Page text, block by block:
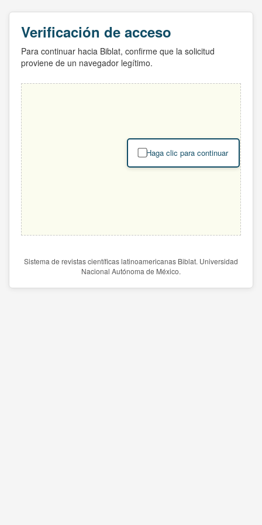
Verificación de acceso
Para continuar hacia Biblat, confirme que la solicitud
proviene de un navegador legítimo.
Haga clic para continuar
Sistema de revistas científicas latinoamericanas Biblat. Universidad
Nacional Autónoma de México.